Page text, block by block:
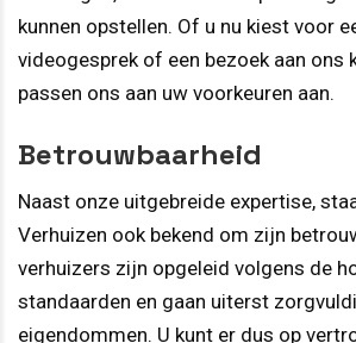
kunnen opstellen. Of u nu kiest voor
videogesprek of een bezoek aan ons
passen ons aan uw voorkeuren aan.
Betrouwbaarheid
Naast onze uitgebreide expertise,
Verhuizen ook bekend om zijn
verhuizers zijn opgeleid volgens de
standaarden en gaan uiterst
eigendommen. U kunt er dus op